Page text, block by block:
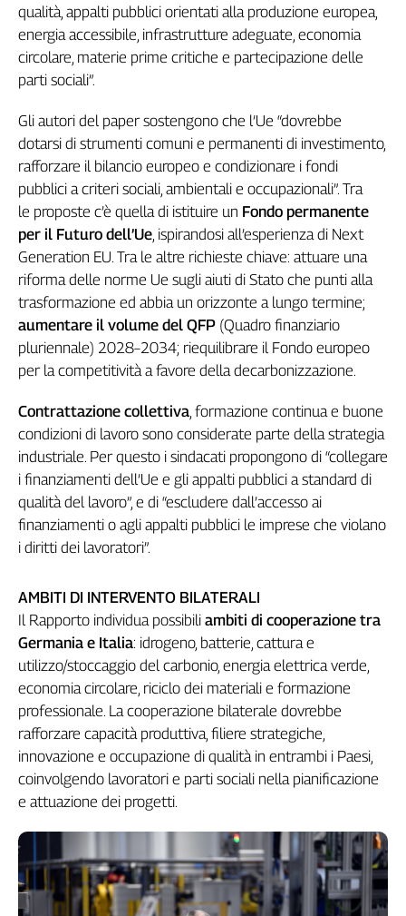
qualità, appalti pubblici orientati alla produzione europea,
energia accessibile, infrastrutture adeguate, economia
circolare, materie prime critiche e partecipazione delle
parti sociali”.
Gli autori del paper sostengono che l’Ue “dovrebbe
dotarsi di strumenti comuni e permanenti di investimento,
rafforzare il bilancio europeo e condizionare i fondi
pubblici a criteri sociali, ambientali e occupazionali”. Tra
le proposte c’è quella di istituire un Fondo permanente
per il Futuro dell’Ue, ispirandosi all’esperienza di Next
Generation EU. Tra le altre richieste chiave: attuare una
riforma delle norme Ue sugli aiuti di Stato che punti alla
trasformazione ed abbia un orizzonte a lungo termine;
aumentare il volume del QFP (Quadro finanziario
pluriennale) 2028–2034; riequilibrare il Fondo europeo
per la competitività a favore della decarbonizzazione.
Contrattazione collettiva, formazione continua e buone
condizioni di lavoro sono considerate parte della strategia
industriale. Per questo i sindacati propongono di “collegare
i finanziamenti dell’Ue e gli appalti pubblici a standard di
qualità del lavoro”, e di “escludere dall’accesso ai
finanziamenti o agli appalti pubblici le imprese che violano
i diritti dei lavoratori”.
AMBITI DI INTERVENTO BILATERALI
Il Rapporto individua possibili ambiti di cooperazione tra
Germania e Italia: idrogeno, batterie, cattura e
utilizzo/stoccaggio del carbonio, energia elettrica verde,
economia circolare, riciclo dei materiali e formazione
professionale. La cooperazione bilaterale dovrebbe
rafforzare capacità produttiva, filiere strategiche,
innovazione e occupazione di qualità in entrambi i Paesi,
coinvolgendo lavoratori e parti sociali nella pianificazione
e attuazione dei progetti.